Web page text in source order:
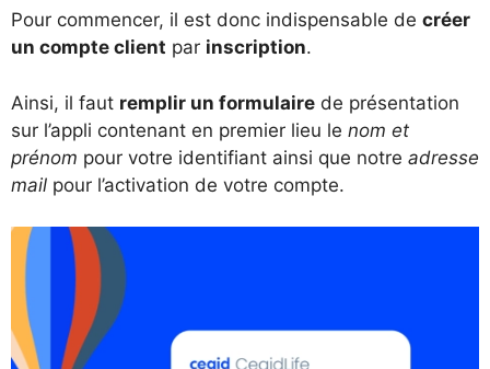
Pour commencer, il est donc indispensable de créer
un compte client par inscription.
Ainsi, il faut remplir un formulaire de présentation
sur l’appli contenant en premier lieu le nom et
prénom pour votre identifiant ainsi que notre adresse
mail pour l’activation de votre compte.